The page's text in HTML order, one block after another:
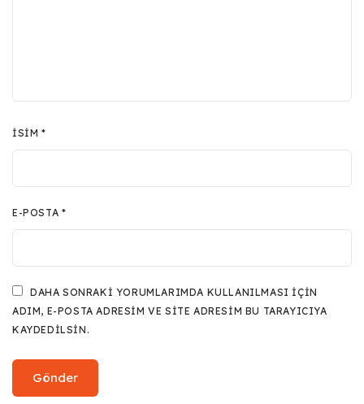
İSIM*
E-POSTA *
DAHA SONRAKI YORUMLARIMDA KULLANILMASI IÇIN
ADIM, E-POSTA ADRESIM VE SITE ADRESIM BU TARAYICIYA
KAYDEDILSIN.